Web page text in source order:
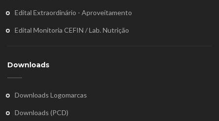
Edital Extraordinário - Aproveitamento
Edital Monitoria CEFIN / Lab. Nutrição
Downloads
Downloads Logomarcas
Downloads (PCD)